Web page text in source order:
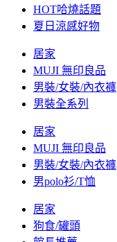
HOT哈燒話題
夏日涼感好物
居家
MUJI 無印良品
男裝/女裝/內衣褲
男裝全系列
居家
MUJI 無印良品
男裝/女裝/內衣褲
男polo衫/T恤
居家
狗食/罐頭